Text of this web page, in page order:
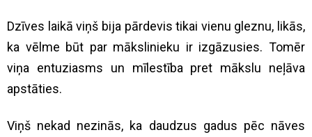
Dzīves laikā viņš bija pārdevis tikai vienu gleznu, likās,
ka vēlme būt par mākslinieku ir izgāzusies. Tomēr
viņa entuziasms un mīlestība pret mākslu neļāva
apstāties.
Viņš nekad nezinās, ka daudzus gadus pēc nāves